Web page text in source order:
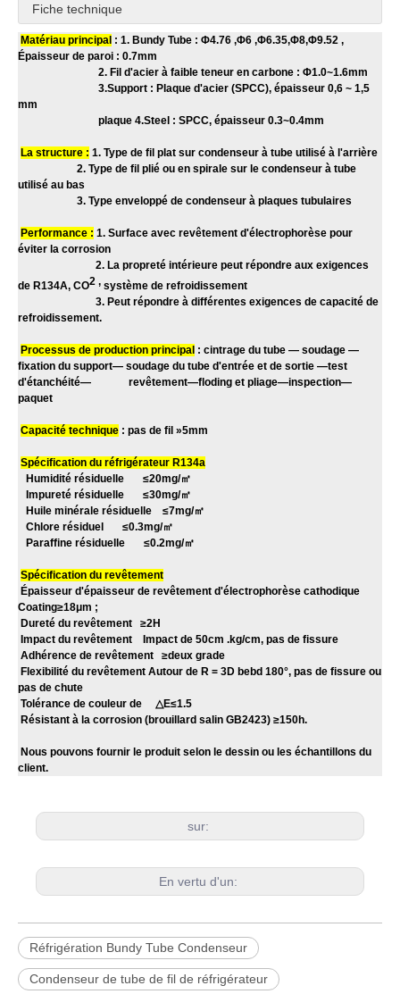
Fiche technique
Matériau principal : 1. Bundy Tube : Φ4.76 ,Φ6 ,Φ6.35,Φ8,Φ9.52 ,
Épaisseur de paroi : 0.7mm
2. Fil d'acier à faible teneur en carbone : Φ1.0~1.6mm
3.Support : Plaque d'acier (SPCC), épaisseur 0,6 ~ 1,5
mm
plaque 4.Steel : SPCC, épaisseur 0.3~0.4mm
La structure : 1. Type de fil plat sur condenseur à tube utilisé à l'arrière
2. Type de fil plié ou en spirale sur le condenseur à tube
utilisé au bas
3. Type enveloppé de condenseur à plaques tubulaires
Performance : 1. Surface avec revêtement d'électrophorèse pour
éviter la corrosion
2. La propreté intérieure peut répondre aux exigences
de R134A, CO2 , système de refroidissement
3. Peut répondre à différentes exigences de capacité de
refroidissement.
Processus de production principal : cintrage du tube — soudage —
fixation du support— soudage du tube d'entrée et de sortie —test
d'étanchéité— revêtement—floding et pliage—inspection—
paquet
Capacité technique : pas de fil »5mm
Spécification du réfrigérateur R134a
Humidité résiduelle ≤20mg/㎡
Impureté résiduelle ≤30mg/㎡
Huile minérale résiduelle ≤7mg/㎡
Chlore résiduel ≤0.3mg/㎡
Paraffine résiduelle ≤0.2mg/㎡
Spécification du revêtement
Épaisseur d'épaisseur de revêtement d'électrophorèse cathodique
Coating≥18μm ;
Dureté du revêtement ≥2H
Impact du revêtement Impact de 50cm .kg/cm, pas de fissure
Adhérence de revêtement ≥deux grade
Flexibilité du revêtement Autour de R = 3D bebd 180°, pas de fissure ou
pas de chute
Tolérance de couleur de △E≤1.5
Résistant à la corrosion (brouillard salin GB2423) ≥150h.
Nous pouvons fournir le produit selon le dessin ou les échantillons du
client.
sur:
En vertu d'un:
Réfrigération Bundy Tube Condenseur
Condenseur de tube de fil de réfrigérateur